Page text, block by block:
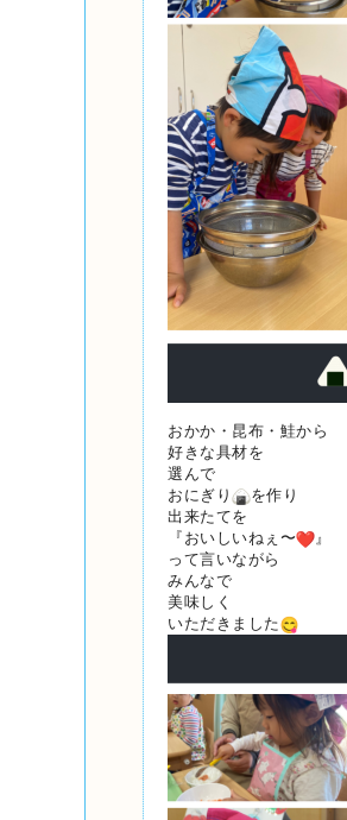
おかか・昆布・鮭から
好きな具材を
選んで
おにぎり
を作り
出来たてを
『おいしいねぇ〜
』
って言いながら
みんなで
美味しく
いただきました